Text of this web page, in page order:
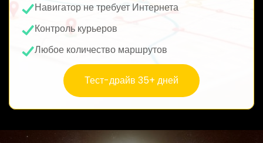
Навигатор не требует Интернета
Контроль курьеров
Любое количество маршрутов
Тест-драйв 35+ дней